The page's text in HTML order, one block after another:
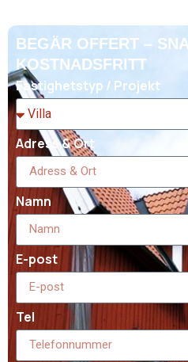
BEGÄR OFFERT –
KOSTNADSFRITT
Fastighetstyp / Projekt
Adress & Ort
Namn
E-post
Tel